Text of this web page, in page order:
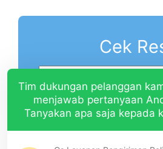
Cek
Tim dukungan pelanggan
menjawab pertanyaan
Tanyakan apa saja kepada